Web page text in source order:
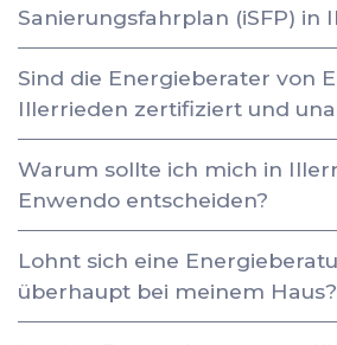
Sanierungsfahrplan (iSFP) in
Sind die Energieberater von
Illerrieden zertifiziert und
Warum sollte ich mich in
Enwendo entscheiden?
Lohnt sich eine
überhaupt bei meinem Haus?